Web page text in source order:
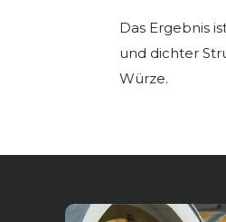
Das Ergebnis
und dichter
Würze.